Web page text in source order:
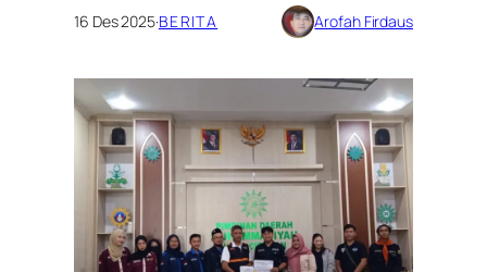
16 Des 2025·BERITA Arofah Firdaus